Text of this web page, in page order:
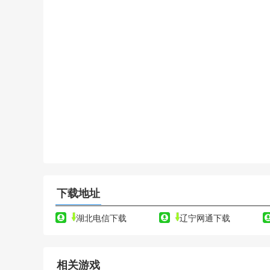
下载地址
湖北电信下载 辽宁网通下载
相关游戏